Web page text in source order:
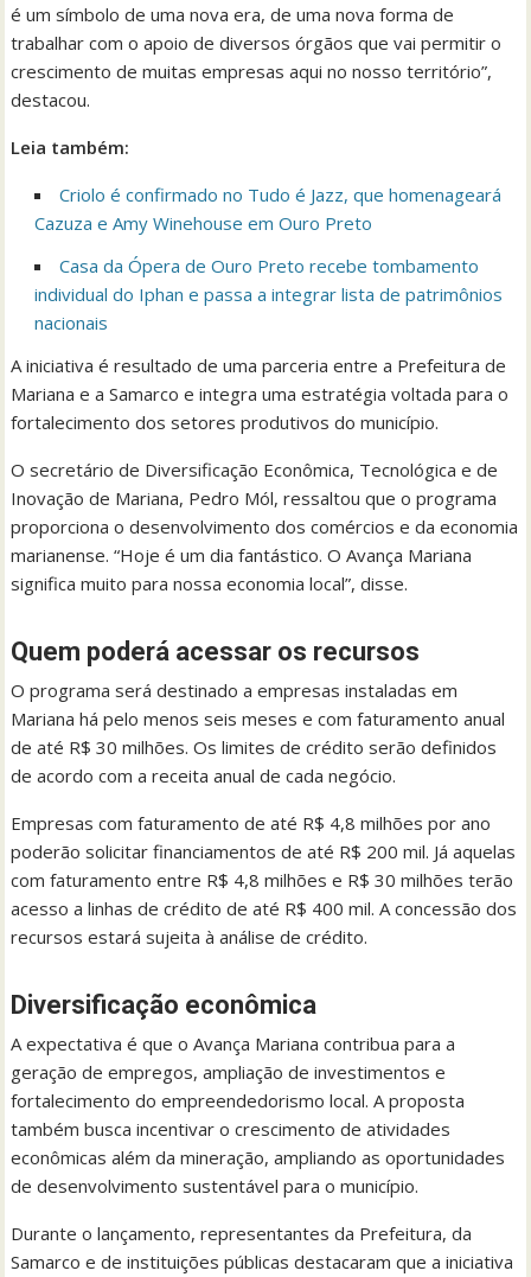
é um símbolo de uma nova era, de uma nova forma de
trabalhar com o apoio de diversos órgãos que vai permitir o
crescimento de muitas empresas aqui no nosso território”,
destacou.
Leia também:
Criolo é confirmado no Tudo é Jazz, que homenageará
Cazuza e Amy Winehouse em Ouro Preto
Casa da Ópera de Ouro Preto recebe tombamento
individual do Iphan e passa a integrar lista de patrimônios
nacionais
A iniciativa é resultado de uma parceria entre a Prefeitura de
Mariana e a Samarco e integra uma estratégia voltada para o
fortalecimento dos setores produtivos do município.
O secretário de Diversificação Econômica, Tecnológica e de
Inovação de Mariana, Pedro Mól, ressaltou que o programa
proporciona o desenvolvimento dos comércios e da economia
marianense. “Hoje é um dia fantástico. O Avança Mariana
significa muito para nossa economia local”, disse.
Quem poderá acessar os recursos
O programa será destinado a empresas instaladas em
Mariana há pelo menos seis meses e com faturamento anual
de até R$ 30 milhões. Os limites de crédito serão definidos
de acordo com a receita anual de cada negócio.
Empresas com faturamento de até R$ 4,8 milhões por ano
poderão solicitar financiamentos de até R$ 200 mil. Já aquelas
com faturamento entre R$ 4,8 milhões e R$ 30 milhões terão
acesso a linhas de crédito de até R$ 400 mil. A concessão dos
recursos estará sujeita à análise de crédito.
Diversificação econômica
A expectativa é que o Avança Mariana contribua para a
geração de empregos, ampliação de investimentos e
fortalecimento do empreendedorismo local. A proposta
também busca incentivar o crescimento de atividades
econômicas além da mineração, ampliando as oportunidades
de desenvolvimento sustentável para o município.
Durante o lançamento, representantes da Prefeitura, da
Samarco e de instituições públicas destacaram que a iniciativa